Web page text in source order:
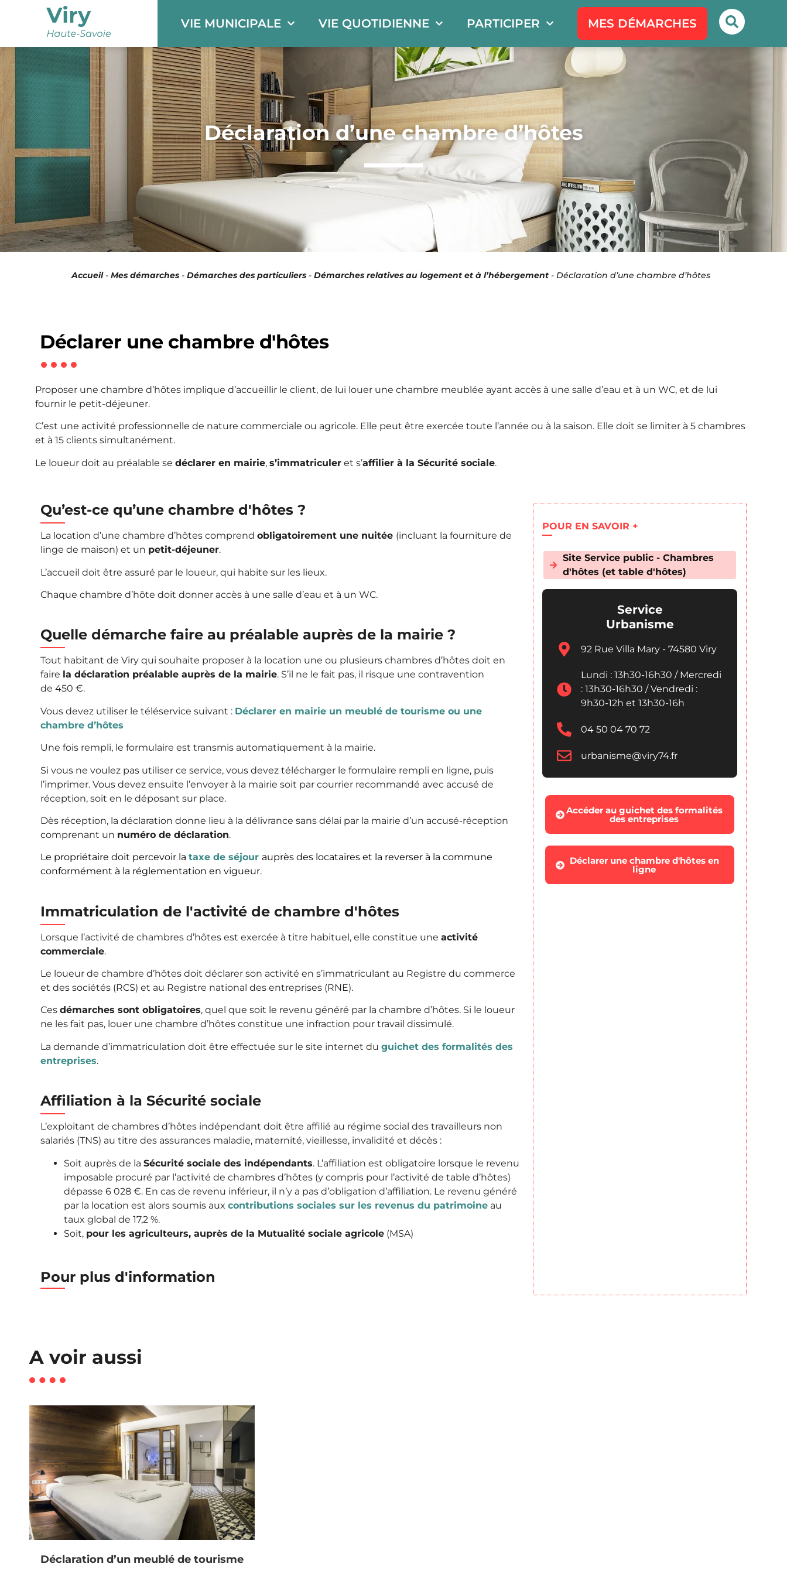
VIE MUNICIPALE VIE QUOTIDIENNE PARTICIPER MES DÉMARCHES
Déclaration d’une chambre d’hôtes
Accueil- Mes démarches - Démarches des particuliers - Démarches relatives au logement et à l’hébergement - Déclaration d’une chambre d’hôtes
Déclarer une chambre d'hôtes
Proposer une chambre d’hôtes implique d’accueillir le client, de lui louer une chambre meublée ayant accès à une salle d’eau et à un WC, et de lui
fournir le petit-déjeuner.
C’est une activité professionnelle de nature commerciale ou agricole. Elle peut être exercée toute l’année ou à la saison. Elle doit se limiter à 5 chambres
et à 15 clients simultanément.
Le loueur doit au préalable sedéclarer en mairie,s’immatriculer et s’affilier à la Sécurité sociale.
Qu’est-ce qu’une chambre d'hôtes ?
La location d’une chambre d’hôtes comprendobligatoirement une nuitée (incluant la fourniture de
linge de maison) et un petit-déjeuner.
L’accueil doit être assuré par le loueur, qui habite sur les lieux.
Chaque chambre d’hôte doit donner accès à une salle d’eau et à un WC.
Quelle démarche faire au préalable auprès de la mairie ?
Tout habitant de Viry qui souhaite proposer à la location une ou plusieurs chambres d’hôtes doit en
faire la déclaration préalable auprès de la mairie. S’il ne le fait pas, il risque une contravention
de450 €.
Vous devez utiliser le téléservice suivant : Déclarer en mairie un meublé de tourisme ou une
chambre d’hôtes
Une fois rempli, le formulaire est transmis automatiquement à la mairie.
Si vous ne voulez pas utiliser ce service, vous devez télécharger le formulaire rempli en ligne, puis
l’imprimer. Vous devez ensuite l’envoyer à la mairie soit par courrier recommandé avec accusé de
réception, soit en le déposant sur place.
Dès réception, la déclaration donne lieu à la délivrance sans délai par la mairie d’un accusé-réception
comprenant un numéro de déclaration.
Le propriétaire doit percevoir lataxe de séjour auprès des locataires et la reverser à la commune
conformément à la réglementation en vigueur.
Immatriculation de l'activité de chambre d'hôtes
Lorsque l’activité de chambres d’hôtes est exercée à titre habituel, elle constitue uneactivité
commerciale.
Le loueur de chambre d’hôtes doit déclarer son activité en s’immatriculant au Registre du commerce
et des sociétés (RCS) et au Registre national des entreprises (RNE).
Cesdémarches sont obligatoires, quel que soit le revenu généré par la chambre d’hôtes. Si le loueur
ne les fait pas, louer une chambre d’hôtes constitue une infraction pour travail dissimulé.
La demande d’immatriculation doit être effectuée sur le site internet duguichet des formalités des
entreprises.
Affiliation à la Sécurité sociale
L’exploitant de chambres d’hôtes indépendant doit être affilié au régime social des travailleurs non
salariés (TNS) au titre des assurances maladie, maternité, vieillesse, invalidité et décès :
Soit auprès de laSécurité sociale des indépendants. L’affiliation est obligatoire lorsque le revenu
imposable procuré par l’activité de chambres d’hôtes (y compris pour l’activité de table d’hôtes)
dépasse6 028 €. En cas de revenu inférieur, il n’y a pas d’obligation d’affiliation. Le revenu généré
par la location est alors soumis auxcontributions sociales sur les revenus du patrimoine au
taux global de17,2 %.
Soit, pour les agriculteurs, auprès de la Mutualité sociale agricole (MSA)
Pour plus d'information
POUR EN SAVOIR +
Site Service public - Chambres
d'hôtes (et table d'hôtes)
Service
Urbanisme
92 Rue Villa Mary - 74580 Viry
Lundi : 13h30-16h30 / Mercredi
: 13h30-16h30 / Vendredi :
9h30-12h et 13h30-16h
04 50 04 70 72
urbanisme@viry74.fr
Accéder au guichet des formalités
des entreprises
Déclarer une chambre d'hôtes en
ligne
A voir aussi
Déclaration d’un meublé de tourisme
Panneau de gestion des cookies